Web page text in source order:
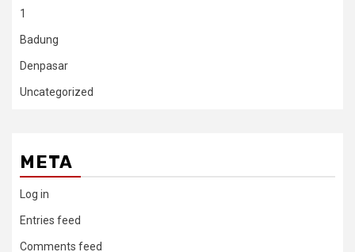
1
Badung
Denpasar
Uncategorized
META
Log in
Entries feed
Comments feed